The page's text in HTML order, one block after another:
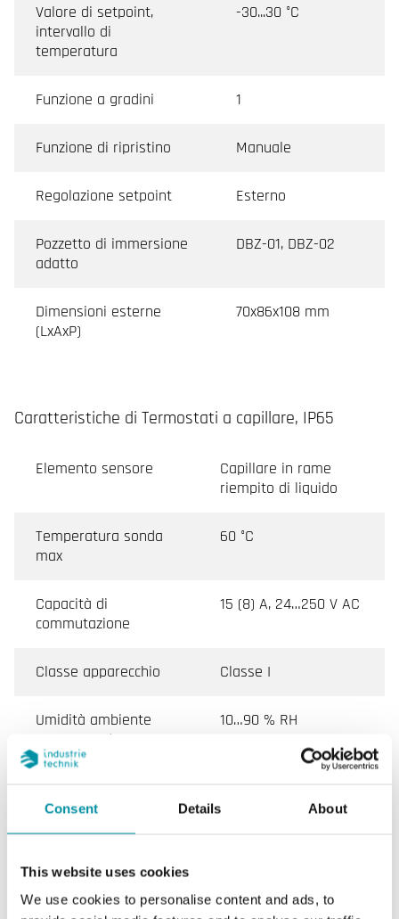
Consent Details About
This website uses cookies
We use cookies to personalise content and ads, to
Valore di setpoint,
intervallo di
temperatura
-30...30 °C
Funzione a gradini 1
Funzione di ripristino Manuale
Regolazione setpoint Esterno
Pozzetto di immersione
adatto
DBZ-01, DBZ-02
Dimensioni esterne
(LxAxP)
70x86x108 mm
Caratteristiche di Termostati a capillare, IP65
Elemento sensore
Capillare in rame
riempito di liquido
Temperatura sonda
max
60 °C
Capacità di
commutazione
15 (8) A, 24…250 V AC
Classe apparecchio Classe I
Umidità ambiente
(senza condensa)
10…90 % RH
stoccaggio
Peso, incl. imballaggio 0.4 kg